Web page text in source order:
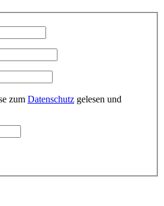
zum Datenschutz gelesen und